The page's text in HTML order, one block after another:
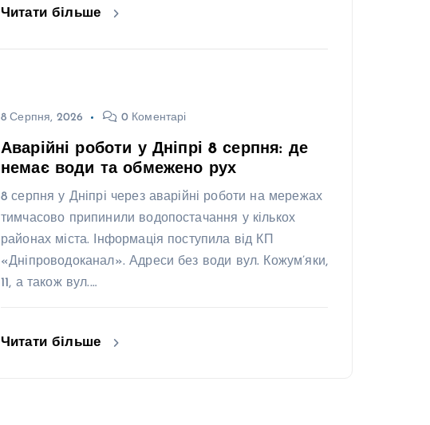
Читати більше
8 Серпня, 2026 0 Коментарі
Аварійні роботи у Дніпрі 8 серпня: де
немає води та обмежено рух
8 серпня у Дніпрі через аварійні роботи на мережах
тимчасово припинили водопостачання у кількох
районах міста. Інформація поступила від КП
«Дніпроводоканал». Адреси без води вул. Кожум’яки,
11, а також вул.…
Читати більше